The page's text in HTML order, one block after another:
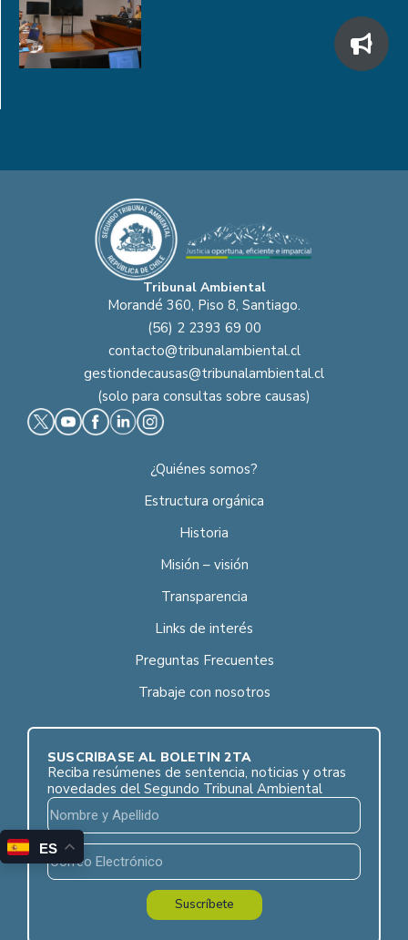
Tribunal Ambiental
Morandé 360, Piso 8, Santiago.
(56) 2 2393 69 00
contacto@tribunalambiental.cl
gestiondecausas@tribunalambiental.cl
(solo para consultas sobre causas)
¿Quiénes somos?
Estructura orgánica
Historia
Misión – visión
Transparencia
Links de interés
Preguntas Frecuentes
Trabaje con nosotros
SUSCRÍBASE AL BOLETÍN 2TA
Reciba resúmenes de sentencia, noticias y otras
novedades del Segundo Tribunal Ambiental
Suscríbete
ES